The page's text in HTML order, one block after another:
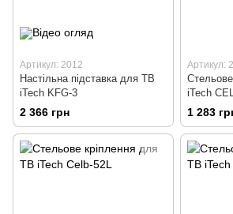
Артикул: 2012
Настільна підставка для ТВ
iTech KFG-3
2 366 грн
Артикул:
iTech
1 283